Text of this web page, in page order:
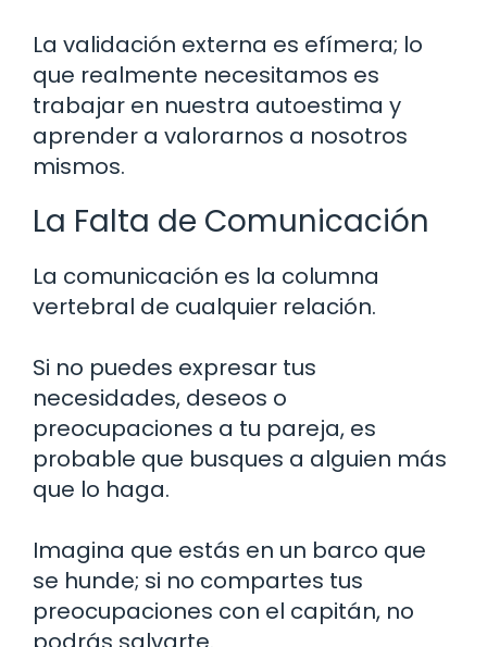
La validación externa es efímera; lo
que realmente necesitamos es
trabajar en nuestra autoestima y
aprender a valorarnos a nosotros
mismos.
La Falta de Comunicación
La comunicación es la columna
vertebral de cualquier relación.
Si no puedes expresar tus
necesidades, deseos o
preocupaciones a tu pareja, es
probable que busques a alguien más
que lo haga.
Imagina que estás en un barco que
se hunde; si no compartes tus
preocupaciones con el capitán, no